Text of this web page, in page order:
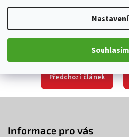
Nastavení
Souhlasím
Předchozí článek
Informace pro vás